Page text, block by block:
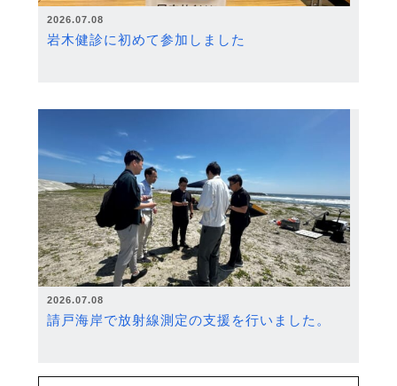
2026.07.08
岩木健診に初めて参加しました
2026.07.08
請戸海岸で放射線測定の支援を行いました。